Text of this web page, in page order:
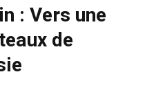
: Vers une
de